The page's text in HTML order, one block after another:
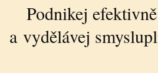
Podnikej efektivně
a vydělávej